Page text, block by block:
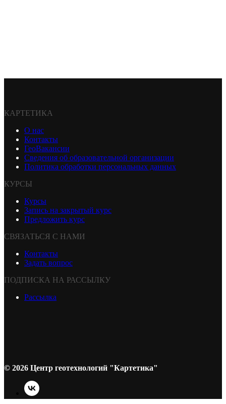
КАРТЕТИКА
О нас
Контакты
ГеоВакансии
Сведения об образовательной организации
Политика обработки персональных данных
КУРСЫ
Курсы
Запись на закрытый курс
Предложить курс
СВЯЗАТЬСЯ С НАМИ
Контакты
Задать вопрос
ПОДПИСКА НА РАССЫЛКУ
Рассылка
© 2026 Центр геотехнологий "Картетика"